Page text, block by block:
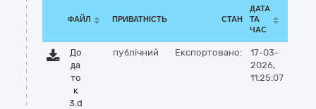
ФАЙЛ ПРИВАТНІСТЬ СТАН
ДАТА
ТА
ЧАС
До
да
то
к
3.d
публічний Експортовано:
17-03-
2026,
11:25:07